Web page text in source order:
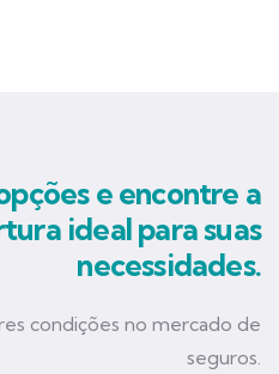
e encontre a
ideal para suas
necessidades.
condições no mercado de
seguros.